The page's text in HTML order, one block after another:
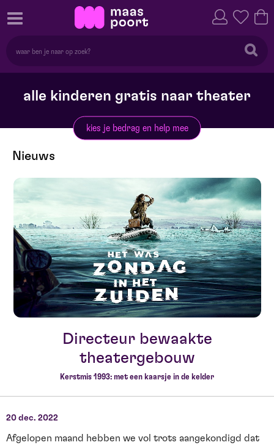
alle kinderen gratis naar theater
kies je bedrag en help mee
Nieuws
Directeur bewaakte
theatergebouw
Kerstmis 1993: met een kaarsje in de kelder
20 dec. 2022
Afgelopen maand hebben we vol trots aangekondigd dat